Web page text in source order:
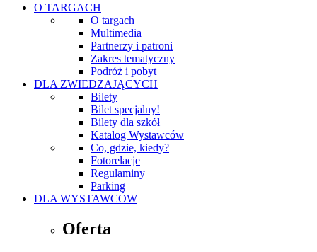
O TARGACH
O targach
Multimedia
Partnerzy i patroni
Zakres tematyczny
Podróż i pobyt
DLA ZWIEDZAJĄCYCH
Bilety
Bilet specjalny!
Bilety dla szkół
Katalog Wystawców
Co, gdzie, kiedy?
Fotorelacje
Regulaminy
Parking
DLA WYSTAWCÓW
Oferta